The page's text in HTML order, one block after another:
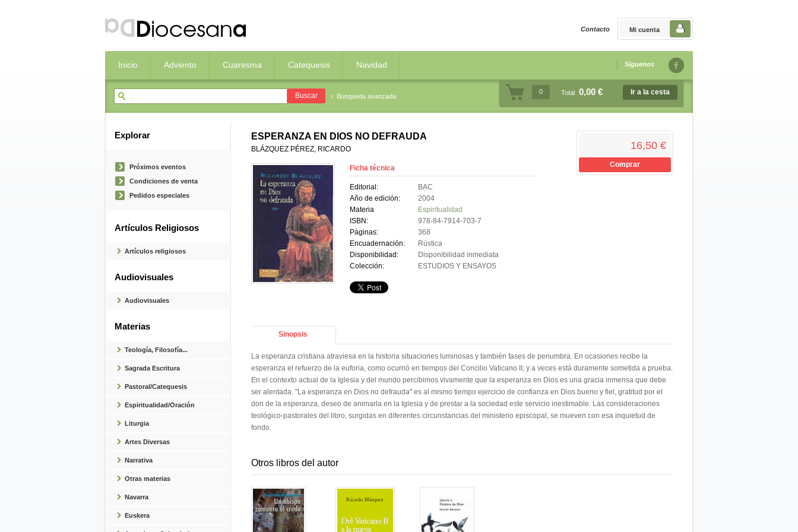
Mi cuenta
Contacto
Inicio Adviento Cuaresma Catequesis Navidad Síguenos
Busqueda avanzada
0 Total 0,00 € Ir a la cesta
Explorar
Próximos eventos
Condiciones de venta
Pedidos especiales
Artículos Religiosos
Artículos religiosos
Audiovisuales
Audiovisuales
Materias
Teología, Filosofía...
Sagrada Escritura
Pastoral/Catequesis
Espiritualidad/Oración
Liturgia
Artes Diversas
Narrativa
Otras materias
Navarra
Euskera
ESPERANZA EN DIOS NO DEFRAUDA
BLÁZQUEZ PÉREZ, RICARDO
Ficha técnica
Editorial:
BAC
Año de edición:
2004
Materia
Espiritualidad
ISBN:
978-84-7914-703-7
Páginas:
368
Encuadernación:
Rústica
Disponibilidad:
Disponibilidad inmediata
Colección:
ESTUDIOS Y ENSAYOS
16,50 €
Comprar
Sinopsis
La esperanza cristiana atraviesa en la historia situaciones luminosas y también fases de penumbra. En ocasiones recibe la
esperanza el refuerzo de la euforia, como ocurrió en tiempos del Concilio Vaticano II; y a veces está duramente sometida a prueba.
En el contexto actual de la Iglesia y del mundo percibimos vivamente que la esperanza en Dios es una gracia inmensa que debe
ser alentada. "La esperanza en Dios no defrauda" es al mismo tiempo ejercicio de confianza en Dios bueno y fiel, gratitud por el
don de la esperanza, deseo de animarla en la Iglesia y de prestar a la sociedad este servicio inestimable. Las consideraciones
teológico-pastorales del libro, surgidas en diferentes circunstancias del ministerio episcopal, se mueven con esa inquietud de
fondo.
Otros libros del autor